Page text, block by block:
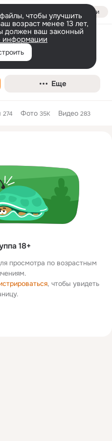
Войти
чтобы улучшить
возраст менее 13 лет,
должен ваш законный
информации🌺Педикюр
Еще
274 Фото 35K Видео 283
18+
просмотра по возрастным
, чтобы увидеть